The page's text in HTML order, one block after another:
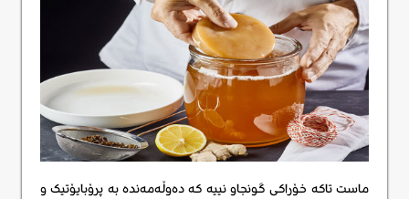
ماست تاکە خۆراکی گونجاو نییە کە دەوڵەمەندە بە پرۆبایۆتیک و